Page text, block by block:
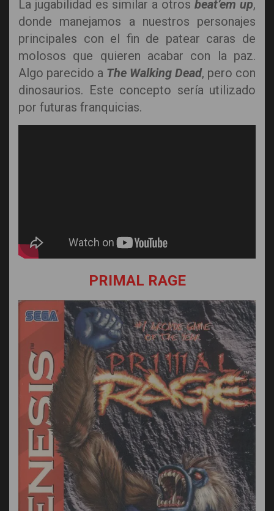
La jugabilidad es similar a otros beat’em up,
donde manejamos a nuestros personajes
principales con el fin de patear caras de
molosos que quieren acabar con la paz.
Algo parecido a The Walking Dead, pero con
dinosaurios. Este concepto sería utilizado
por futuras franquicias.
PRIMAL RAGE